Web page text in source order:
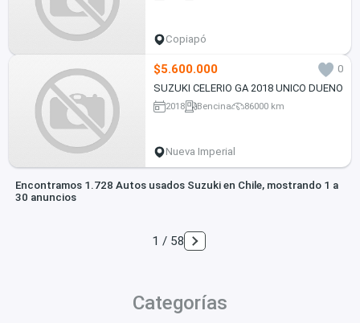
Copiapó
$5.600.000
0
SUZUKI CELERIO GA 2018 UNICO DUENO
2018 Bencina 86000 km
Nueva Imperial
Encontramos 1.728 Autos usados Suzuki en Chile, mostrando 1 a
30 anuncios
1 / 58
Categorías